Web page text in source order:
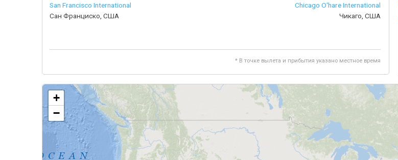
San Francisco International
Сан Франциско, США
Chicago O'hare International
Чикаго, США
* В точке вылета и прибытия указано местное время
+
−